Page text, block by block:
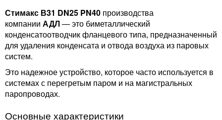
Стимакс В31 DN25 PN40 производства
компании АДЛ— это биметаллический
конденсатоотводчик фланцевого типа, предназначенный
для удаления конденсата и отвода воздуха из паровых
систем.
Это надежное устройство, которое часто используется в
системах с перегретым паром и на магистральных
паропроводах.
Основные характеристики